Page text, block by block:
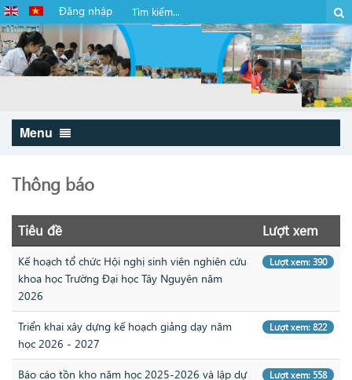
Đăng nhập
Menu
Thông báo
Tiêu đề Lượt xem
Kế hoạch tổ chức Hội nghị sinh viên nghiên cứu
khoa học Trường Đại học Tây Nguyên năm
2026
Lượt xem: 390
Triển khai xây dựng kế hoạch giảng dạy năm
học 2026 - 2027
Lượt xem: 822
Báo cáo tồn kho năm học 2025-2026 và lập dự
Lượt xem: 558